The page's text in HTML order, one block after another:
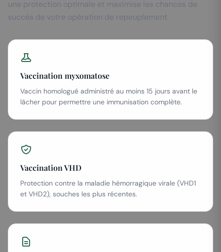
une protection optimale et maximise les chances de
succès de votre opération de repeuplement.
Vaccination myxomatose
Vaccin homologué administré au moins 15 jours avant le
lâcher pour permettre une immunisation complète.
Vaccination VHD
Protection contre la maladie hémorragique virale (VHD1
et VHD2), souches les plus récentes.